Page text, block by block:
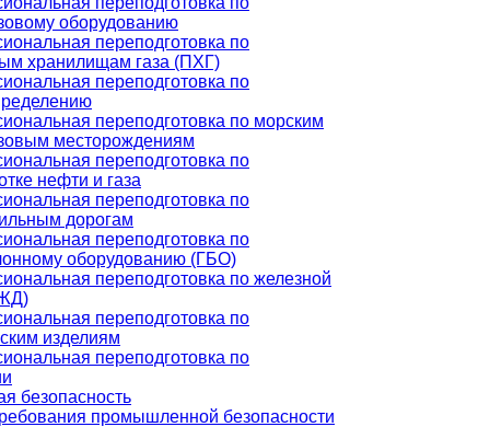
оборудованию
переподготовка по
хранилищам газа (ПХГ)
переподготовка по
переподготовка по морским
месторождениям
переподготовка по
нефти и газа
переподготовка по
дорогам
переподготовка по
оборудованию (ГБО)
переподготовка по железной
переподготовка по
изделиям
переподготовка по
безопасность
промышленной безопасности